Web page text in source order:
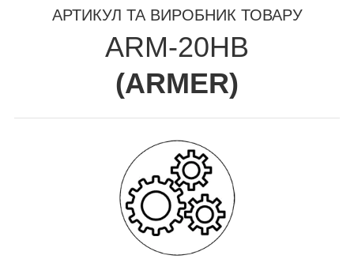
АРТИКУЛ ТА ВИРОБНИК ТОВАРУ
ARM-20HB
(ARMER)